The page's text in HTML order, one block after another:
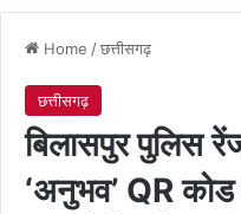
Home /छत्तीसगढ़
छत्तीसगढ़
बिलासपुर पुलिस
‘अनुभव’ QR